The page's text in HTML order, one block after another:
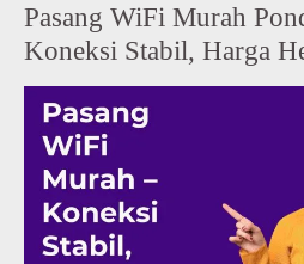
Pasang WiFi Murah
Koneksi Stabil, Harga